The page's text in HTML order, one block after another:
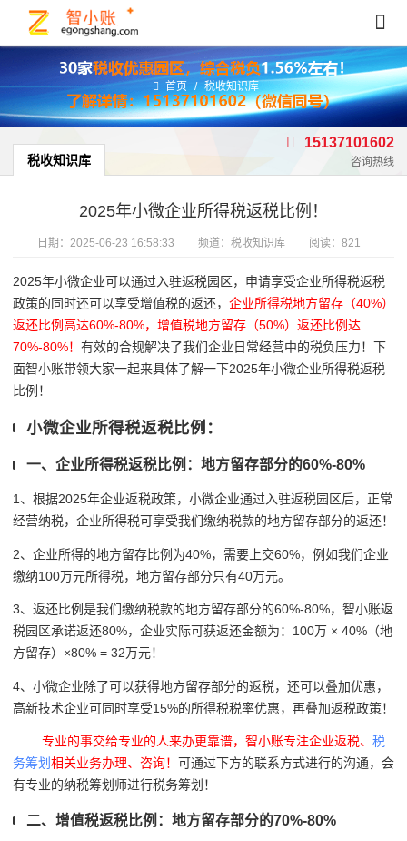
首页 / 税收知识库
税收知识库
15137101602
咨询热线
2025年小微企业所得税返税比例！
日期： 2025-06-23 16:58:33 频道： 税收知识库 阅读：821
2025年小微企业可以通过入驻返税园区，申请享受企业所得税返税
政策的同时还可以享受增值税的返还， 企业所得税地方留存（40%）
返还比例高达60%-80%，增值税地方留存（50%）返还比例达
70%-80%！ 有效的合规解决了我们企业日常经营中的税负压力！下
面智小账带领大家一起来具体了解一下2025年小微企业所得税返税
比例！
小微企业所得税返税比例：
一、企业所得税返税比例：地方留存部分的60%-80%
1、根据2025年企业返税政策，小微企业通过入驻返税园区后，正常
经营纳税，企业所得税可享受我们缴纳税款的地方留存部分的返还！
2、企业所得的地方留存比例为40%，需要上交60%，例如我们企业
缴纳100万元所得税，地方留存部分只有40万元。
3、返还比例是我们缴纳税款的地方留存部分的60%-80%，智小账返
税园区承诺返还80%，企业实际可获返还金额为：100万 × 40%（地
方留存）×80% = 32万元！
4、小微企业除了可以获得地方留存部分的返税，还可以叠加优惠，
高新技术企业可同时享受15%的所得税税率优惠，再叠加返税政策！
专业的事交给专业的人来办更靠谱，智小账专注企业返税、 税
务筹划 相关业务办理、咨询！ 可通过下方的联系方式进行的沟通，会
有专业的纳税筹划师进行税务筹划！
二、增值税返税比例：地方留存部分的70%-80%